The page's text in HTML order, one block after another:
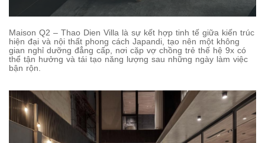
Maison Q2 – Thao Dien Villa là sự kết hợp tinh tế giữa kiến trúc
hiện đại và nội thất phong cách Japandi, tạo nên một không
gian nghỉ dưỡng đẳng cấp, nơi cặp vợ chồng trẻ thế hệ 9x có
thể tận hưởng và tái tạo năng lượng sau những ngày làm việc
bận rộn.